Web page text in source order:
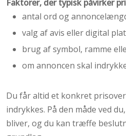
Faktorer, der typisk påvirker
antal ord og
​valg af avis eller digital
​brug af symbol, ramme
​om annoncen skal
Du får altid et konkret
indrykkes. På den måde ved
bliver, og du kan træffe